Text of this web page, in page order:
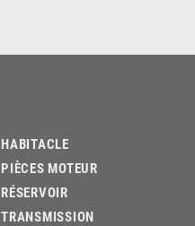
HABITACLE
PIÈCES MOTEUR
RÉSERVOIR
TRANSMISSION